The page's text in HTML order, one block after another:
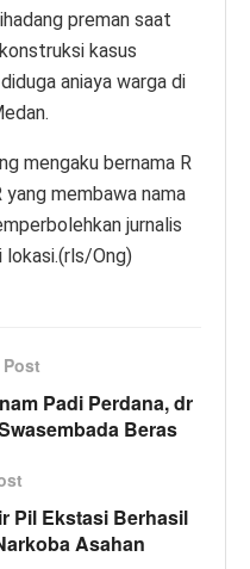
preman saat
kasus
aniaya warga di
mengaku bernama R
membawa nama
jurnalis
Ong)
Padi Perdana, dr
Beras
Pil Ekstasi Berhasil
Asahan